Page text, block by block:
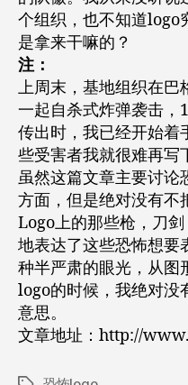
个组织，也不知道logo
是拿来干嘛的？
注：
上周末，基地组织在巴
一起自杀式炸弹袭击，
传出时，我已经开始着
些受害者我就很难再写
虽然这篇文章主要讨论
方面，但是绝对没有不
Logo上的那些枪，刀
地表达了这些恐怖想要
种半严肃的眼光，从图
logo的时候，我绝对没
意思。
文章地址：http://